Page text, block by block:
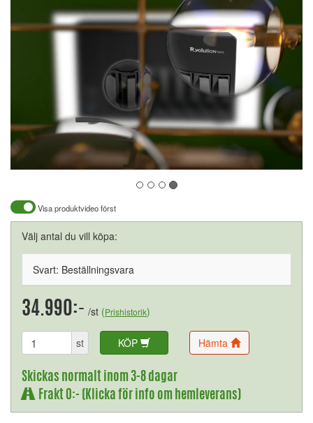
Visa produktvideo först
Välj antal du vill köpa:
Svart: Beställningsvara
34.990:- /st (Prishistorik)
st KÖP Hämta
Skickas normalt inom 3-8 dagar
Frakt 0:- (Klicka för info om hemleverans)